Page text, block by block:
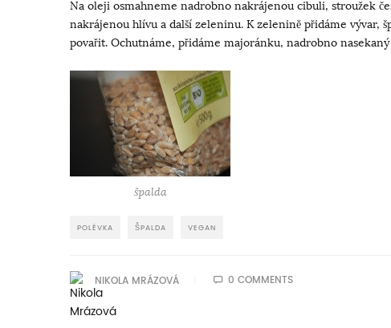
Na oleji osmahneme nadrobno nakrájenou cibuli, stroužek
nakrájenou hlívu a další zeleninu. K zelenině přidáme vývar,
povařit. Ochutnáme, přidáme majoránku, nadrobno
špalda
POLÉVKA ŠPALDA VEGAN
NIKOLA MRÁZOVÁ 0 COMMENTS